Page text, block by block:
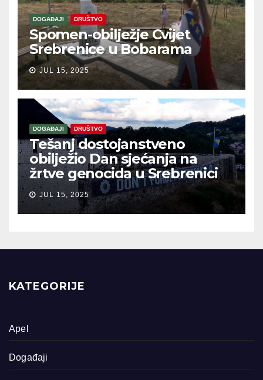
DOGAĐAJI DRUŠTVO
Spomen-obilježje Cvijet
Srebrenice u Bobarama
JUL 15, 2025
DOGAĐAJI DRUŠTVO
Tešanj dostojanstveno
obilježio Dan sjećanja na
žrtve genocida u Srebrenici
JUL 15, 2025
KATEGORIJE
Apel
Događaji